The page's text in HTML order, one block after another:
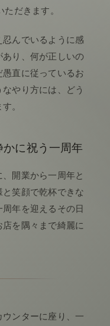
だきます。
んでいるように感
り、何が正しいの
直に従っているお
やり方には、どう
。
に祝う一周年
開業から一周年と
笑顔で乾杯できな
年を迎えるその日
を隅々まで綺麗に
ンターに座り、一